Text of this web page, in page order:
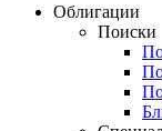
Облигации
Поиски